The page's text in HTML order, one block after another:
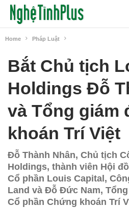
Home Pháp Luật
Bắt Chủ tịch
Holdings Đỗ
và Tổng giám
khoán Trí Việt
Đỗ Thành Nhân, Chủ tịch
Holdings, thành viên Hội
Cổ phần Louis Capital,
Land và Đỗ Đức Nam,
Cổ phần Chứng khoán Trí